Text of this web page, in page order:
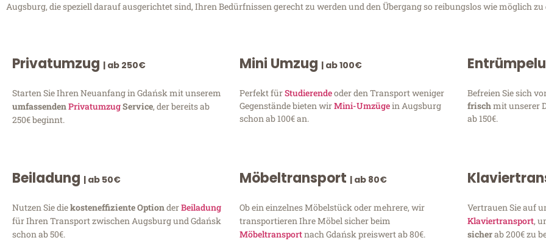
Augsburg, die speziell darauf ausgerichtet sind, Ihren Bedürfnissen gerecht zu werden und den Übergang so reibungslos wie möglich zu
Privatumzug | ab 250€
Starten Sie Ihren Neuanfang in Gdańsk mit unserem
umfassendenPrivatumzugService, der bereits ab
250€ beginnt.
Mini Umzug | ab 100€
Perfekt fürStudierendeoder den Transport weniger
Gegenstände bieten wirMini-Umzügein Augsburg
schon ab 100€ an.
Befreien Sie sich
frischmit unserer
ab 150€.
Beiladung | ab 50€
Nutzen Sie diekosteneffiziente OptionderBeiladung
für Ihren Transport zwischen Augsburg und Gdańsk
schon ab 50€.
Möbeltransport | ab 80€
Ob ein einzelnes Möbelstück oder mehrere, wir
transportieren Ihre Möbel sicher beim
Möbeltransportnach Gdańsk preiswert ab 80€.
Vertrauen Sie auf
Klaviertransport,
sicherab 200€ zu